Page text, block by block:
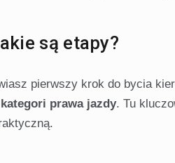
są etapy?
pierwszy krok do bycia
kategori prawa jazdy. Tu